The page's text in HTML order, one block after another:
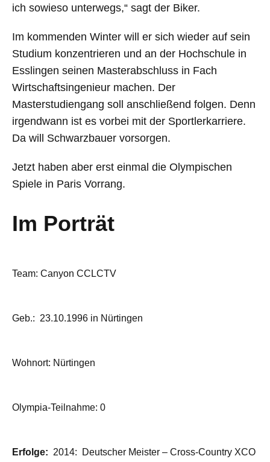
ich sowieso unterwegs,“ sagt der Biker.
Im kommenden Winter will er sich wieder auf sein
Studium konzentrieren und an der Hochschule in
Esslingen seinen Masterabschluss in Fach
Wirtschaftsingenieur machen. Der
Masterstudiengang soll anschließend folgen. Denn
irgendwann ist es vorbei mit der Sportlerkarriere.
Da will Schwarzbauer vorsorgen.
Jetzt haben aber erst einmal die Olympischen
Spiele in Paris Vorrang.
Im Porträt
Team: Canyon CCLCTV
Geb.: 23.10.1996 in Nürtingen
Wohnort: Nürtingen
Olympia-Teilnahme: 0
Erfolge: 2014: Deutscher Meister – Cross-Country XCO